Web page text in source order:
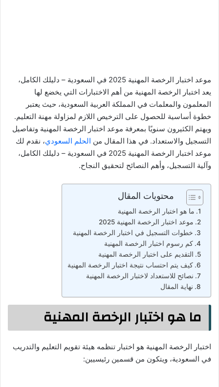
موعد اختبار الرخصة المهنية 2025 في السعودية – دليلك الكامل،
يعد اختبار الرخصة المهنية من أهم الاختبارات التي يخضع لها
المعلمون والمعلمات في المملكة العربية السعودية، حيث يعتبر
خطوة أساسية للحصول على الترخيص اللازم لمزاولة مهنة التعليم.
ويهتم الكثيرون سنويًا بمعرفة موعد اختبار الرخصة المهنية وتفاصيل
التسجيل والاستعداد. في هذا المقال من الحلم السعودي، نقدم لك
موعد اختبار الرخصة المهنية 2025 في السعودية – دليلك الكامل،
وآلية التسجيل، وأهم النصائح لتحقيق النجاح.
محتويات المقال
ما هو اختبار الرخصة المهنية
موعد اختبار الرخصة المهنية 2025
خطوات التسجيل في اختبار الرخصة المهنية
كم رسوم اختبار الرخصة المهنية
التقديم على اختبار الرخصة المهنية
كيف يتم احتساب نتيجة اختبار الرخصة المهنية
نصائح للاستعداد لاختبار الرخصة المهنية
نهاية المقال
ما هو اختبار الرخصة المهنية
اختبار الرخصة المهنية هو اختبار تنظمه هيئة تقويم التعليم والتدريب
في السعودية، ويتكون من قسمين رئيسيين: